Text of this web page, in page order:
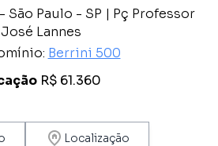
São Paulo - SP | Pç Professor
José Lannes
Berrini 500
R$ 61.360
Localização